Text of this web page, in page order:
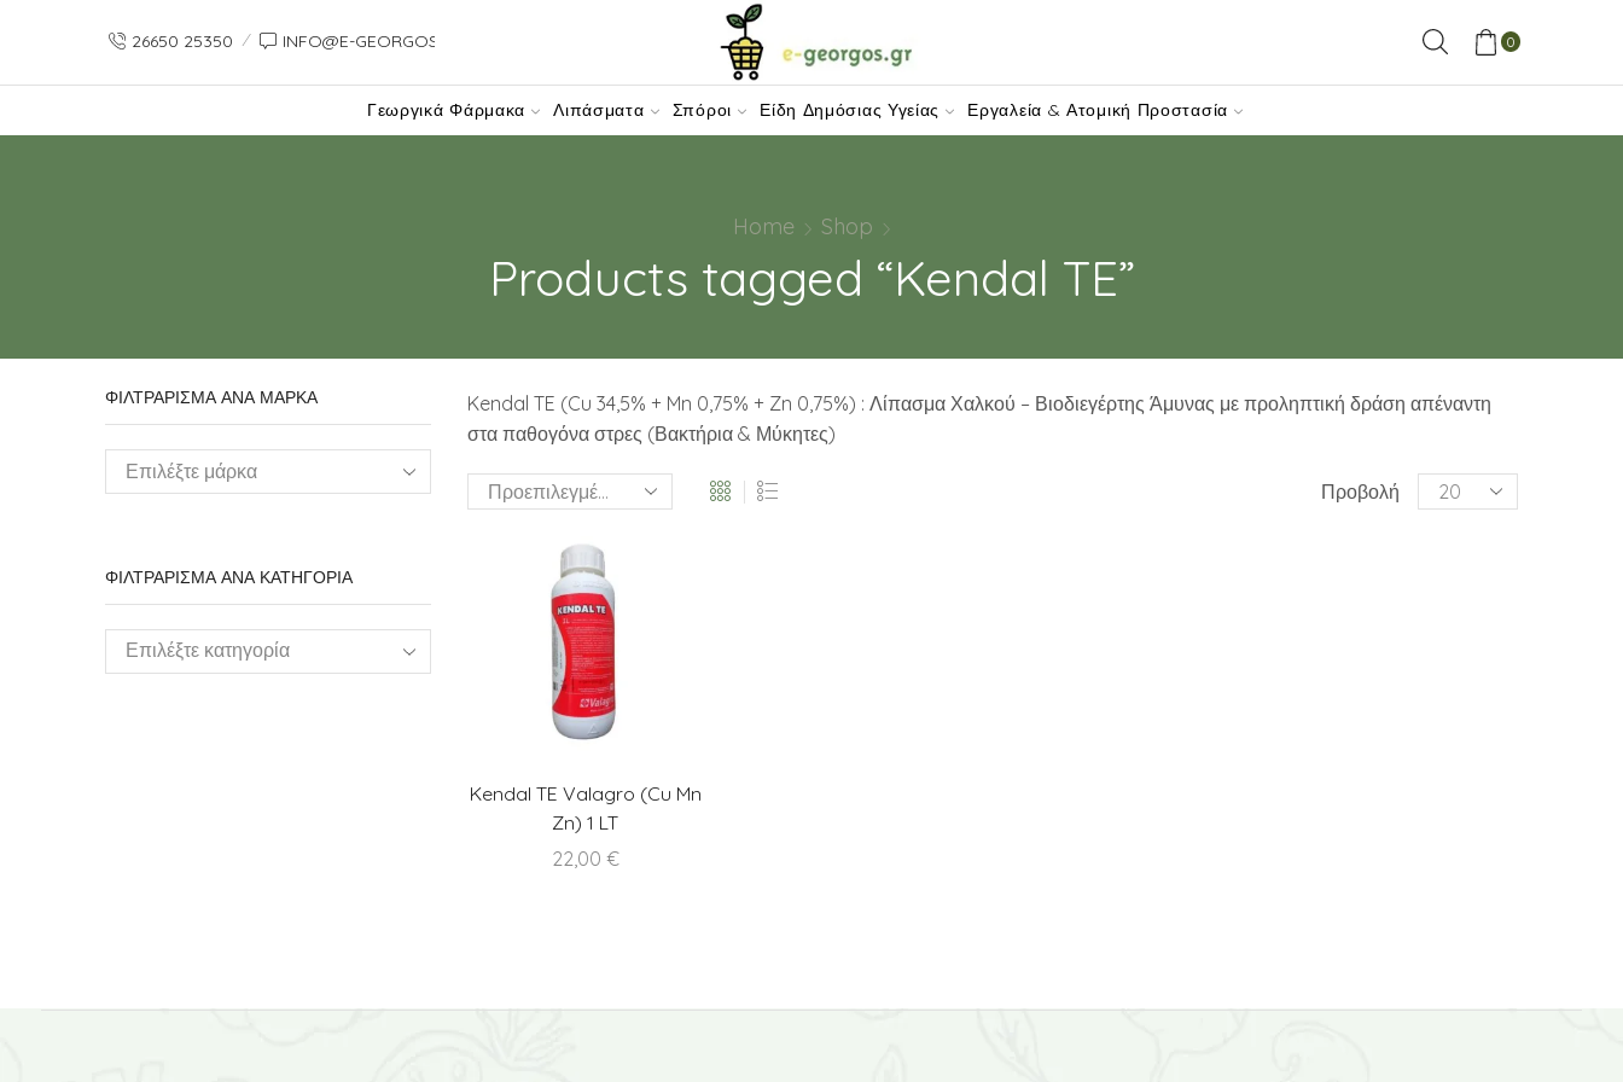
26650 25350 INFO@E-GEORGOS-GR.PREVIEW-DOMAIN.COM 0
Γεωργικά Φάρμακα Λιπάσματα Σπόροι Είδη Δημόσιας Υγείας Εργαλεία & Ατομική Προστασία
Home Shop
Products tagged “Kendal TE”
Kendal TE (Cu 34,5% + Mn 0,75% + Zn 0,75%) : Λίπασμα Χαλκού – Βιοδιεγέρτης Άμυνας με προληπτική δράση απέναντη
στα παθογόνα στρες (Βακτήρια & Μύκητες)
Προβολή
Products
per
Kendal TE Valagro (Cu Mn
Zn) 1 LT
22,00 €
ΦΙΛΤΡΑΡΙΣΜΑ ΑΝΑ ΜΑΡΚΑ
ΦΙΛΤΡΑΡΙΣΜΑ ΑΝΑ ΚΑΤΗΓΟΡΙΑ
Επιλέξτε κατηγορία